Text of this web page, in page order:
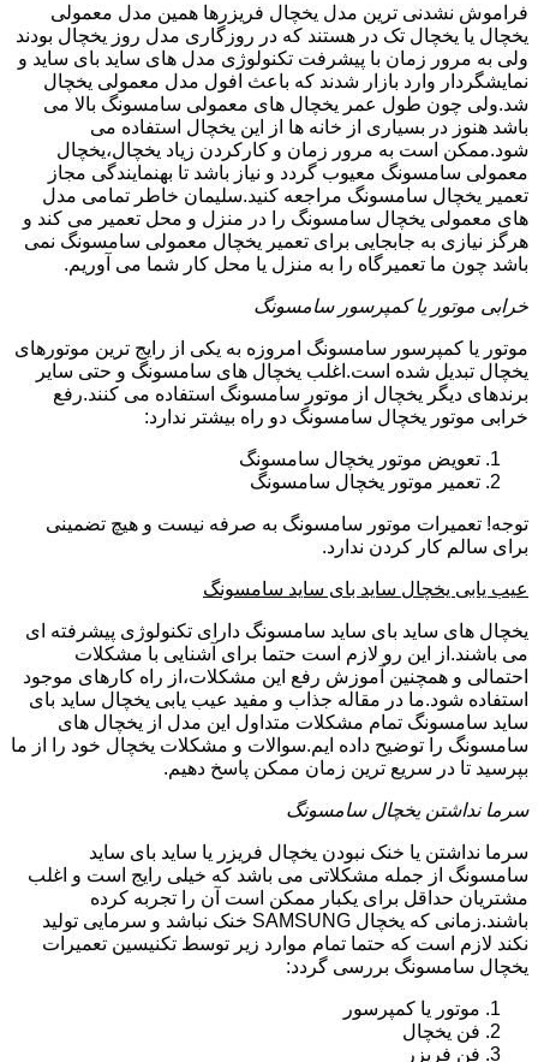
فراموش نشدنی ترین مدل یخچال فریزرها همین مدل معمولی
یخچال یا یخچال تک در هستند که در روزگاری مدل روز یخچال بودند
ولی به مرور زمان با پیشرفت تکنولوژی مدل های ساید بای ساید و
نمایشگردار وارد بازار شدند که باعث افول مدل معمولی یخچال
شد.ولی چون طول عمر یخچال های معمولی سامسونگ بالا می
باشد هنوز در بسیاری از خانه ها از این یخچال استفاده می
شود.ممکن است به مرور زمان و کارکردن زیاد یخچال،یخچال
معمولی سامسونگ معیوب گردد و نیاز باشد تا بهنمایندگی مجاز
تعمیر یخچال سامسونگ مراجعه کنید.سلیمان خاطر تمامی مدل
های معمولی یخچال سامسونگ را در منزل و محل تعمیر می کند و
هرگز نیازی به جابجایی برای تعمیر یخچال معمولی سامسونگ نمی
باشد چون ما تعمیرگاه را به منزل یا محل کار شما می آوریم.
خرابی موتور یا کمپرسور سامسونگ
موتور یا کمپرسور سامسونگ امروزه به یکی از رایج ترین موتورهای
یخچال تبدیل شده است.اغلب یخچال های سامسونگ و حتی سایر
برندهای دیگر یخچال از موتور سامسونگ استفاده می کنند.رفع
خرابی موتور یخچال سامسونگ دو راه بیشتر ندارد:
تعویض موتور یخچال سامسونگ
تعمیر موتور یخچال سامسونگ
توجه! تعمیرات موتور سامسونگ به صرفه نیست و هیچ تضمینی
برای سالم کار کردن ندارد.
عیب یابی یخچال ساید بای ساید سامسونگ
یخچال های ساید بای ساید سامسونگ دارای تکنولوژی پیشرفته ای
می باشند.از این رو لازم است حتما برای آشنایی با مشکلات
احتمالی و همچنین آموزش رفع این مشکلات،از راه کارهای موجود
استفاده شود.ما در مقاله جذاب و مفید عیب یابی یخچال ساید بای
ساید سامسونگ تمام مشکلات متداول این مدل از یخچال های
سامسونگ را توضیح داده ایم.سوالات و مشکلات یخچال خود را از ما
بپرسید تا در سریع ترین زمان ممکن پاسخ دهیم.
سرما نداشتن یخچال سامسونگ
سرما نداشتن یا خنک نبودن یخچال فریزر یا ساید بای ساید
سامسونگ از جمله مشکلاتی می باشد که خیلی رایج است و اغلب
مشتریان حداقل برای یکبار ممکن است آن را تجربه کرده
باشند.زمانی که یخچال SAMSUNG خنک نباشد و سرمایی تولید
نکند لازم است که حتما تمام موارد زیر توسط تکنیسین تعمیرات
یخچال سامسونگ بررسی گردد:
موتور یا کمپرسور
فن یخچال
فن فریزر